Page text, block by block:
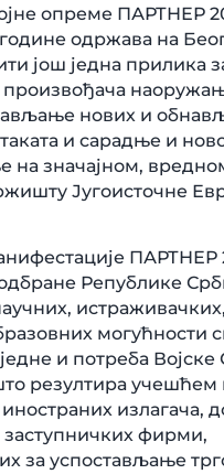
опреме ПАРТНЕР
одржава на
још једна прилика
нових и
и сарадње и
на значајном,
Југоисточне
ПАРТНЕР
Републике
могућности
и потреба Војске
резултира учешћем
иностраних излагача,
фирми,
за успостављање